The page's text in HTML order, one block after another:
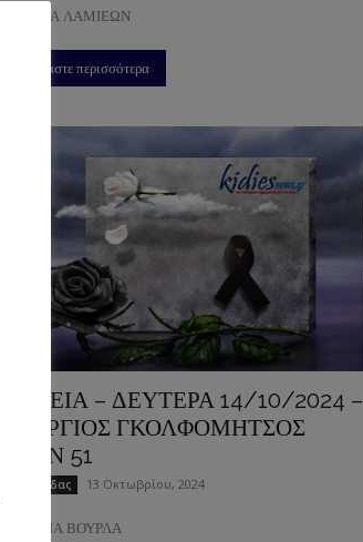
ΡΟΔΙΤΣΑ ΛΑΜΙΕΩΝ
Διαβάστε περισσότερα
ΚΗΔΕΙΑ – ΔΕΥΤΕΡΑ 14/10/2024 –
ΓΕΩΡΓΙΟΣ ΓΚΟΛΦΟΜΗΤΣΟΣ
ΕΤΩΝ 51
Φθιώτιδας 13 Οκτωβρίου, 2024
ΚΑΜΕΝΑ ΒΟΥΡΛΑ